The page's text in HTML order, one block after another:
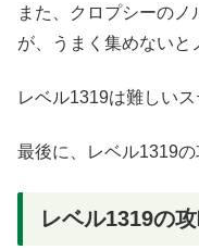
また、クロプシーの
が、うまく集めないと
レベル1319は難しいス
最後に、レベル1319の
レベル1319の